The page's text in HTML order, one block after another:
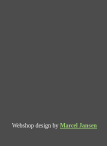
Webshop design by Marcel Jansen